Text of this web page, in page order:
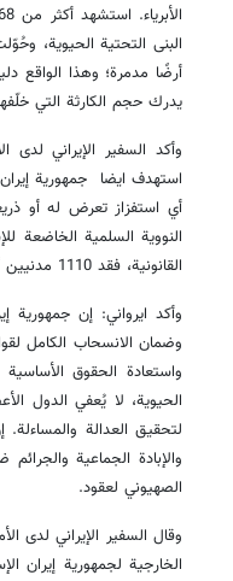
البنى التحتية الحيوية،
أرضًا مدمرة؛ وهذا الواقع
يدرك حجم الكارثة التي
وأكد السفير الإيراني لدى
أي استفزاز تعرض له أو
النووية السلمية الخاضعة
القانونية، فقد 1110 مدنيين أبرياء حياتهم، من بينهم 132 امرأة و45 طفلاً، وأصيب أكثر من 5700 آخرين.
وأكد ايرواني: إن جمهورية
وضمان الانسحاب الكامل
واستعادة الحقوق
الحيوية، لا يُعفي الدول
لتحقيق العدالة
والإبادة الجماعية
الصهيوني لعقود.
وقال السفير الإيراني لدى
الخارجية لجمهورية إيران